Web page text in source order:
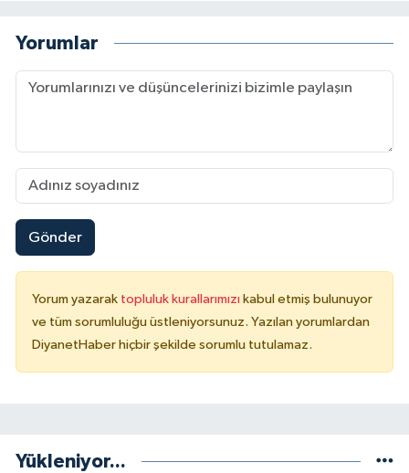
Yorumlar
Gönder
Yorum yazarak topluluk kurallarımızı kabul etmiş bulunuyor
ve tüm sorumluluğu üstleniyorsunuz. Yazılan yorumlardan
DiyanetHaber hiçbir şekilde sorumlu tutulamaz.
Yükleniyor...
Muğla Müftülüğü
Muş Müftülüğü
Niğde Müftülüğü
Ordu Müftülüğü
Rize Müftülüğü
Siirt Müftülüğü